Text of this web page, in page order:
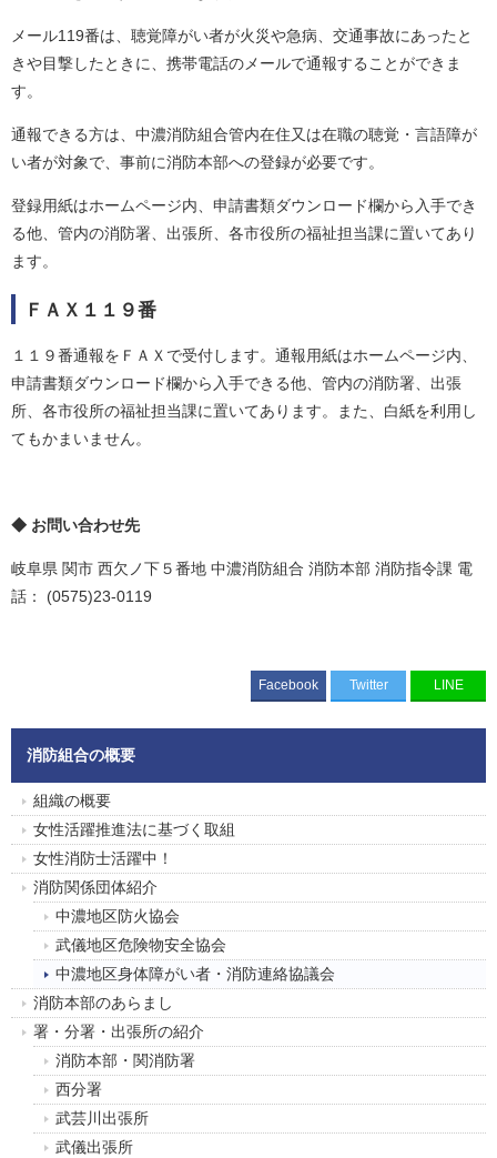
メール119番は、聴覚障がい者が火災や急病、交通事故にあったと
きや目撃したときに、携帯電話のメールで通報することができま
す。
通報できる方は、中濃消防組合管内在住又は在職の聴覚・言語障が
い者が対象で、事前に消防本部への登録が必要です。
登録用紙はホームページ内、申請書類ダウンロード欄から入手でき
る他、管内の消防署、出張所、各市役所の福祉担当課に置いてあり
ます。
ＦＡＸ１１９番
１１９番通報をＦＡＸで受付します。通報用紙はホームページ内、
申請書類ダウンロード欄から入手できる他、管内の消防署、出張
所、各市役所の福祉担当課に置いてあります。また、白紙を利用し
てもかまいません。
お問い合わせ先
岐阜県 関市 西欠ノ下５番地 中濃消防組合 消防本部 消防指令課 電
話： (0575)23-0119
Facebook Twitter LINE
消防組合の概要
組織の概要
女性活躍推進法に基づく取組
女性消防士活躍中！
消防関係団体紹介
中濃地区防火協会
武儀地区危険物安全協会
中濃地区身体障がい者・消防連絡協議会
消防本部のあらまし
署・分署・出張所の紹介
消防本部・関消防署
西分署
武芸川出張所
武儀出張所